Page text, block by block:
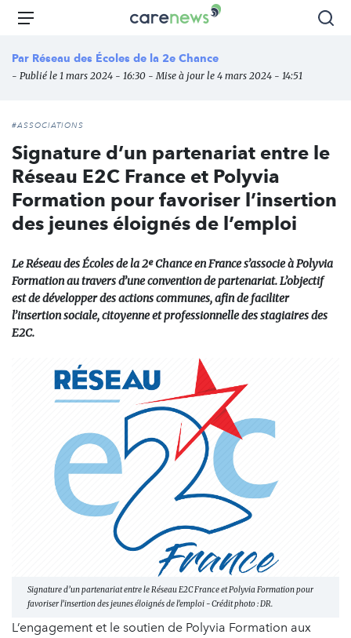
Aller
principal
Carenews,
média
des
Menu
Par Réseau des Écoles de la 2e Chance
- Publié le 1 mars 2024 - 16:30 - Mise à jour le 4 mars 2024 - 14:51
#ASSOCIATIONS
Signature d’un partenariat entre le
Réseau E2C France et Polyvia
Formation pour favoriser l’insertion
des jeunes éloignés de l’emploi
Le Réseau des Écoles de la 2ᵉ Chance en France s’associe à Polyvia
Formation au travers d’une convention de partenariat. L’objectif
est de développer des actions communes, afin de faciliter
l’insertion sociale, citoyenne et professionnelle des stagiaires des
E2C.
Signature d’un partenariat entre le Réseau E2C France et Polyvia Formation pour
favoriser l’insertion des jeunes éloignés de l’emploi - Crédit photo : DR.
L’engagement et le soutien de Polyvia Formation aux